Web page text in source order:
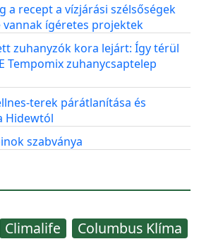
a recept a vízjárási szélsőségek
vannak ígéretes projektek
zuhanyzók kora lejárt: Így térül
Tempomix zuhanycsaptelep
terek párátlanítása és
Hidewtól
szabványa
Climalife Columbus Klíma